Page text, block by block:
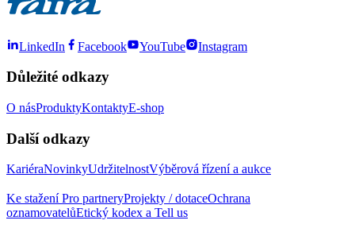
LinkedIn Facebook YouTube Instagram
Důležité odkazy
O násProduktyKontaktyE-shop
Další odkazy
KariéraNovinkyUdržitelnostVýběrová řízení a aukce
Ke staženíPro partneryProjekty / dotaceOchrana
oznamovatelůEtický kodex a Tell us